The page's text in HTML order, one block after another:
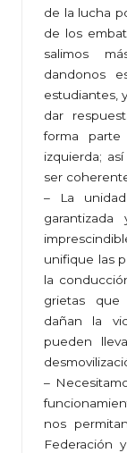
de la lucha
de los
salimos
dandonos
estudiantes,
dar
forma
izquierda;
ser
– La
unifique las
la
grietas que
dañan la
pueden
–
nos
Federación